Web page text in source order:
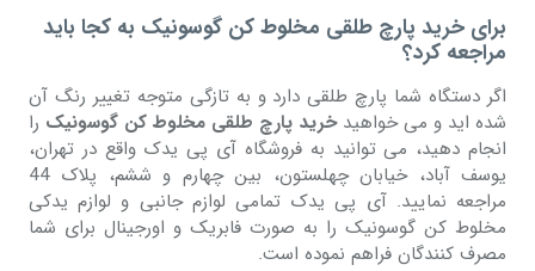
برای خرید پارچ طلقی مخلوط کن گوسونیک به کجا باید
مراجعه کرد؟
اگر دستگاه شما پارچ طلقی دارد و به تازگی متوجه تغییر رنگ آن
شده اید و می خواهیدخرید پارچ طلقی مخلوط کن گوسونیک را
انجام دهید، می توانید به فروشگاه آی پی یدک واقع در تهران،
یوسف آباد، خیابان چهلستون، بین چهارم و ششم، پلاک 44
مراجعه نمایید. آی پی یدک تمامی لوازم جانبی و لوازم یدکی
مخلوط کن گوسونیک را به صورت فابریک و اورجینال برای شما
مصرف کنندگان فراهم نموده است.